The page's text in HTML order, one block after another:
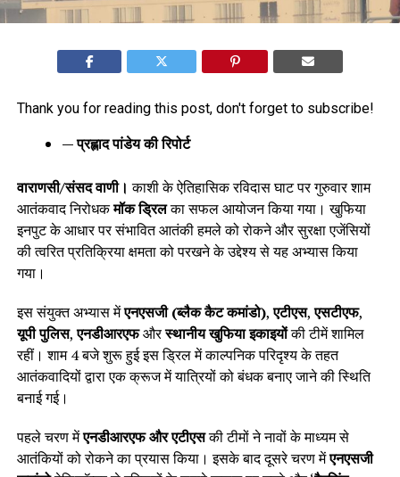
Thank you for reading this post, don't forget to subscribe!
— प्रह्लाद पांडेय की रिपोर्ट
वाराणसी/संसद वाणी।काशी के ऐतिहासिक रविदास घाट पर गुरुवार शाम
आतंकवाद निरोधकमॉक ड्रिलका सफल आयोजन किया गया। खुफिया
इनपुट के आधार पर संभावित आतंकी हमले को रोकने और सुरक्षा एजेंसियों
की त्वरित प्रतिक्रिया क्षमता को परखने के उद्देश्य से यह अभ्यास किया
गया।
इस संयुक्त अभ्यास मेंएनएसजी (ब्लैक कैट कमांडो),एटीएस,एसटीएफ,
यूपी पुलिस,एनडीआरएफऔरस्थानीय खुफिया इकाइयोंकी टीमें शामिल
रहीं। शाम 4 बजे शुरू हुई इस ड्रिल में काल्पनिक परिदृश्य के तहत
आतंकवादियों द्वारा एक क्रूज में यात्रियों को बंधक बनाए जाने की स्थिति
बनाई गई।
पहले चरण मेंएनडीआरएफ और एटीएसकी टीमों ने नावों के माध्यम से
आतंकियों को रोकने का प्रयास किया। इसके बाद दूसरे चरण मेंएनएसजी